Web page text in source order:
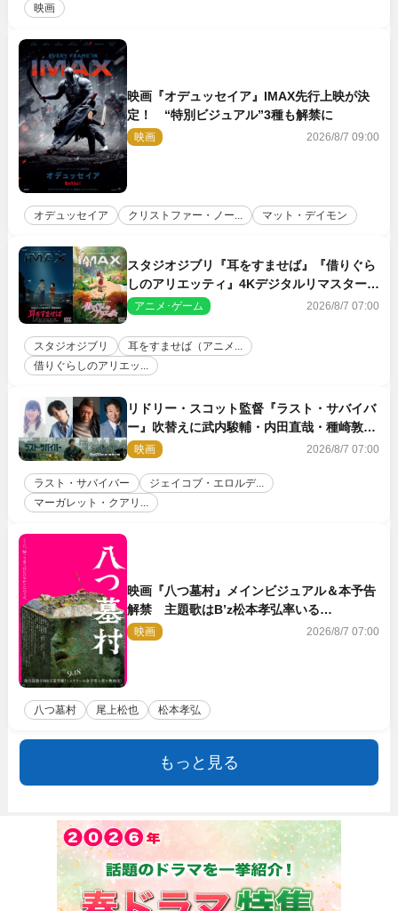
映画
映画『オデュッセイア』IMAX先行上映が決
定！ “特別ビジュアル”3種も解禁に
映画 2026/8/7 09:00
オデュッセイア クリストファー・ノー... マット・デイモン
スタジオジブリ『耳をすませば』『借りぐら
しのアリエッティ』4Kデジタルリマスターで
IMAX上映決定！
アニメ･ゲーム 2026/8/7 07:00
スタジオジブリ
耳をすませば（アニメ...
借りぐらしのアリエッ...
リドリー・スコット監督『ラスト・サバイバ
ー』吹替えに武内駿輔・内田直哉・種崎敦
美・井上和彦ら豪華声優陣が集結！
映画 2026/8/7 07:00
ラスト・サバイバー
ジェイコブ・エロルデ...
マーガレット・クアリ...
映画『八つ墓村』メインビジュアル＆本予告
解禁 主題歌はB’z松本孝弘率いる
TMG「DOOM」に決定
映画 2026/8/7 07:00
八つ墓村 尾上松也 松本孝弘
もっと見る